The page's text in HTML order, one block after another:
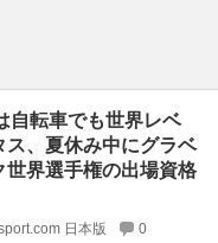
自転車でも世界レベ
、夏休み中にグラベ
世界選手権の出場資格
日本版 0